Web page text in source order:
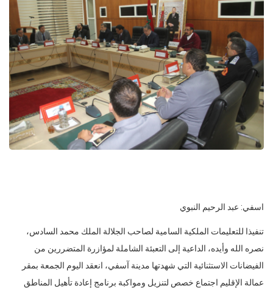
اسفي: عبد الرحيم النبوي
تنفيذا للتعليمات الملكية السامية لصاحب الجلالة الملك محمد السادس،
نصره الله وأيده، الداعية إلى التعبئة الشاملة لمؤازرة المتضررين من
الفيضانات الاستثنائية التي شهدتها مدينة آسفي، انعقد اليوم الجمعة بمقر
عمالة الإقليم اجتماع خصص لتنزيل ومواكبة برنامج إعادة تأهيل المناطق